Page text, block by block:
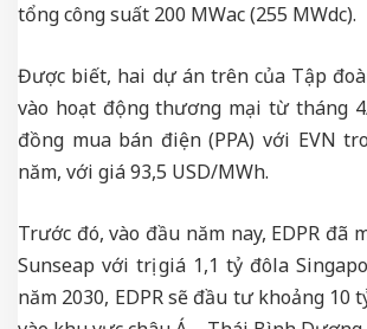
tổng công suất 200 MWac (255 MWdc).
Được biết, hai dự án trên của Tập
vào hoạt động thương mại từ tháng
đồng mua bán điện (PPA) với EVN
năm, với giá 93,5 USD/MWh.
Trước đó, vào đầu năm nay, EDPR đã
Sunseap với trị giá 1,1 tỷ đôla
năm 2030, EDPR sẽ đầu tư khoảng 10